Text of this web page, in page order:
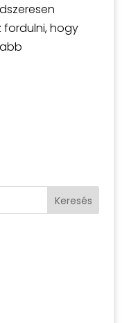
fordulni, hogy
Keresés